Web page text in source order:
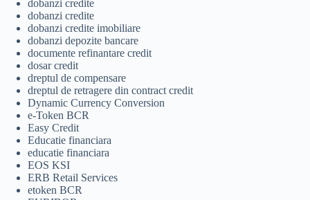
dobanzi credite
dobanzi credite
dobanzi credite imobiliare
dobanzi depozite bancare
documente refinantare credit
dosar credit
dreptul de compensare
dreptul de retragere din contract credit
Dynamic Currency Conversion
e-Token BCR
Easy Credit
Educatie financiara
educatie financiara
EOS KSI
ERB Retail Services
etoken BCR